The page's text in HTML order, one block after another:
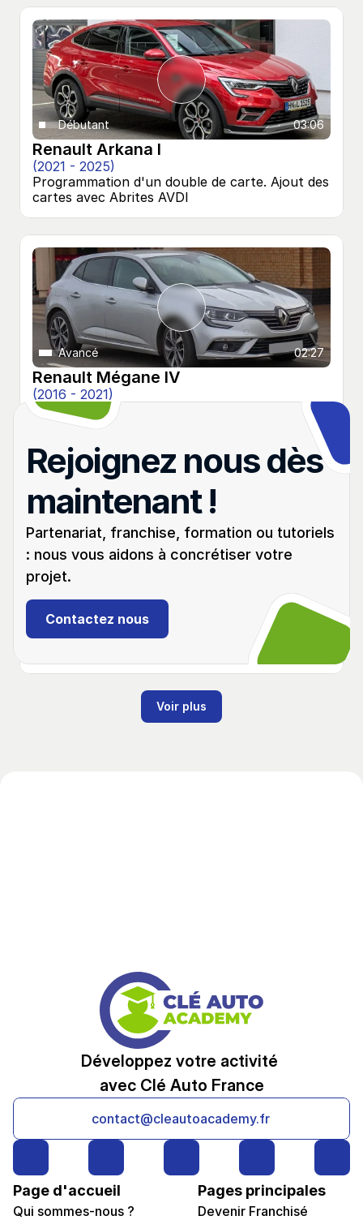
03:06
Débutant
Renault Arkana I
(2021 - 2025)
Programmation d'un double de carte. Ajout des
cartes avec Abrites AVDI
02:27
Avancé
Renault Mégane IV
(2016 - 2021)
Programmation d'un double de carte. Ajout des
cartes avec Abrites AVDI
Débutant
Renault Kangoo II
(2007 - 2021)
Programmation d'un double de clé. Ajout de la
Voir plus
Rejoignez nous dès
maintenant !
Partenariat, franchise, formation ou tutoriels
: nous vous aidons à concrétiser votre
projet.
Contactez nous
Développez votre activité
avec Clé Auto France
contact@cleautoacademy.fr
Page d'accueil
Qui sommes-nous ?
Pages principales
Devenir Franchisé